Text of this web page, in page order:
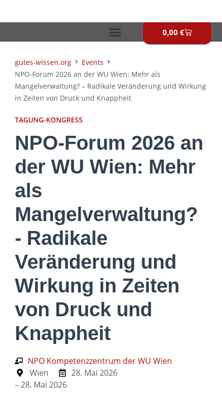
0,00 €
gutes-wissen.org
Events
NPO-Forum 2026 an der WU Wien: Mehr als
Mangelverwaltung? – Radikale Veränderung und Wirkung
in Zeiten von Druck und Knappheit
TAGUNG-KONGRESS
NPO-Forum 2026 an
der WU Wien: Mehr
als
Mangelverwaltung?
- Radikale
Veränderung und
Wirkung in Zeiten
von Druck und
Knappheit
NPO Kompetenzzentrum der WU Wien
Wien
28. Mai 2026
– 28. Mai 2026